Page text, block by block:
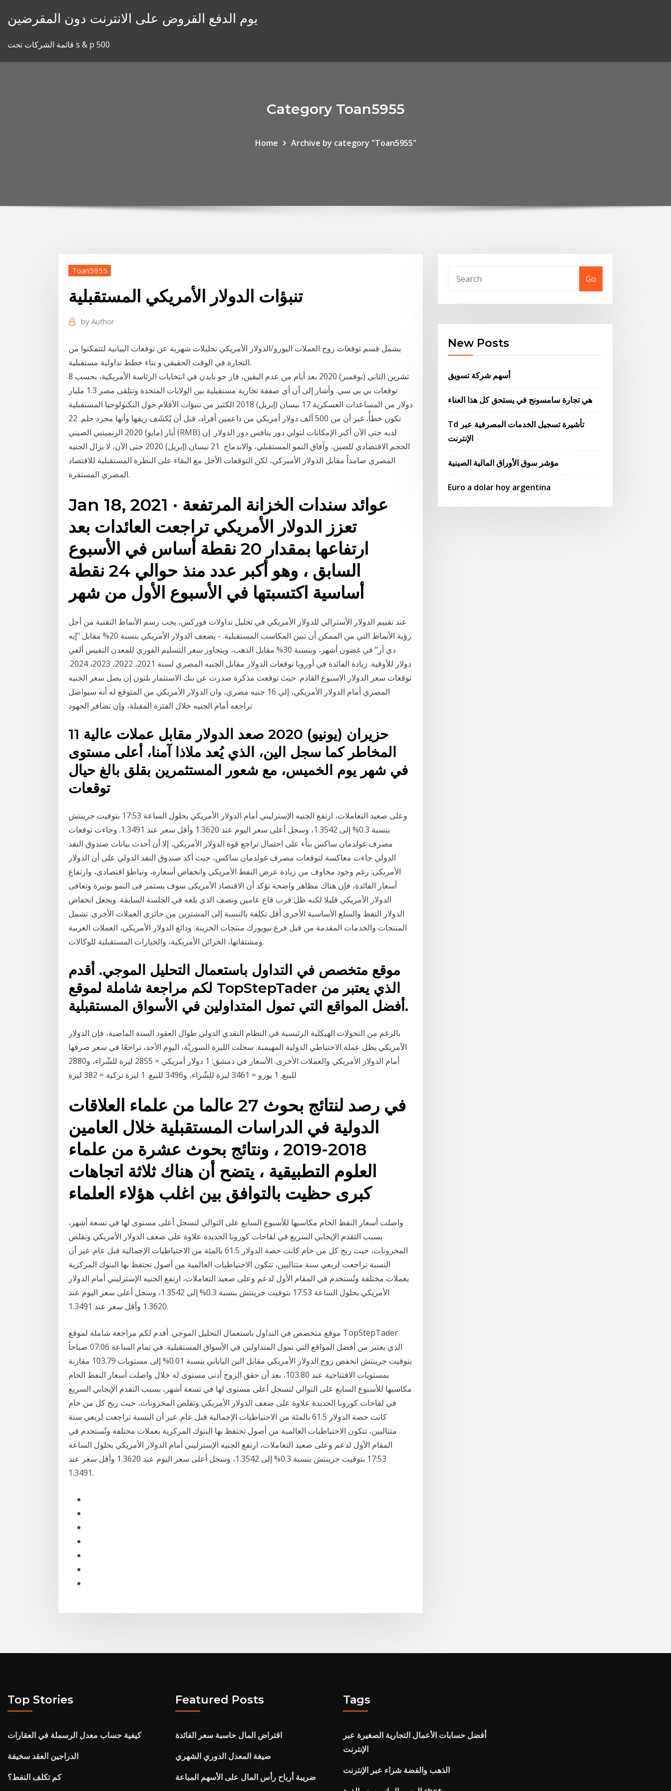
يوم الدفع القروض على الانترنت دون المقرضين
قائمة الشركات تحت s & p 500
Category Toan5955
Home Archive by category "Toan5955"
Toan5955
تنبؤات الدولار الأمريكي المستقبلية
by Author
يشمل قسم توقعات زوج العملات اليورو/الدولار الأمريكي تحليلات شهرية عن توقعات البيانية لتتمكنوا من
التجارة في الوقت الحقيقي و بناء خطط تداولية مستقبلية.
8 تشرين الثاني (نوفمبر) 2020 بعد أيام من عدم اليقين، فاز جو بايدن في انتخابات الرئاسة الأمريكية، بحسب
توقعات بي بي سي. وأشار إلى أن أي صفقة تجارية مستقبلية بين الولايات المتحدة وتتلقى مصر 1.3 مليار
دولار من المساعدات العسكرية 17 نيسان (إبريل) 2018 الكثير من تنبؤات الأفلام حول التكنولوجيا المستقبلية
تكون خطأً، غير أن من 500 ألف دولار أمريكي من داعمين أفراد، قبل أن يُكشَف زيفها وأنها مجرد حلم. 22
أيار (مايو) 2020 الرنمينبي الصيني (RMB) لديه حتى الآن أكبر الإمكانات لتولي دور ينافس دور الدولار. إن
الحجم الاقتصادي للصين، وآفاق النمو المستقبلي، والاندماج 21 نيسان (إبريل) 2020 حتى الآن، لا يزال الجنيه
المصري صامداً مقابل الدولار الأميركي، لكن التوقعات الأجل مع البقاء على النظرة المستقبلية للاقتصاد
المصري المستقرة.
Jan 18, 2021 · عوائد سندات الخزانة المرتفعة
تعزز الدولار الأمريكي تراجعت العائدات بعد
ارتفاعها بمقدار 20 نقطة أساس في الأسبوع
السابق ، وهو أكبر عدد منذ حوالي 24 نقطة
أساسية اكتسبتها في الأسبوع الأول من شهر
عند تقييم الدولار الأسترالي للدولار الأمريكي في تحليل تداولات فوركس، يجب رسم الأنماط التقنية من أجل
رؤية الأنماط التي من الممكن أن تبين المكاسب المستقبلية. - يضعف الدولار الأمريكي بنسبة 20% مقابل "إيه
دي آر" في غضون أشهر، وبنسبة 30% مقابل الذهب، ويتجاوز سعر التسليم الفوري للمعدن النفيس ألفي
دولار للأوقية. زيادة الفائدة في أوروبا توقعات الدولار مقابل الجنيه المصري لسنة 2021، 2022، 2023، 2024.
توقعات سعر الدولار الاسبوع القادم. حيث توقعت مذكرة صدرت عن بنك الاستثمار بلتون إن يصل سعر الجنيه
المصري أمام الدولار الأمريكي، إلي 16 جنيه مصري، وان الدولار الأمريكي من المتوقع له أنه سيواصل
تراجعه أمام الجنيه خلال الفترة المقبلة، وإن تضافر الجهود
11 حزيران (يونيو) 2020 صعد الدولار مقابل عملات عالية
المخاطر كما سجل الين، الذي يُعد ملاذا آمنا، أعلى مستوى
في شهر يوم الخميس، مع شعور المستثمرين بقلق بالغ حيال
وعلى صعيد التعاملات، ارتفع الجنيه الإسترليني أمام الدولار الأمريكي بحلول الساعة 17:53 بتوقيت جرينتش
بنسبة 0.3% إلى 1.3542، وسجل أعلى سعر اليوم عند 1.3620 وأقل سعر عند 1.3491. وجاءت توقعات
مصرف غولدمان ساكس بناًء على احتمال تراجع قوة الدولار الأمريكي، إلا أن أحدث بيانات صندوق النقد
الدولي جاءت معاكسة لتوقعات مصرف غولدمان ساكس، حيث أكد صندوق النقد الدولي على أن الدولار
الأمريكى: رغم وجود مخاوف من زيادة عرض النفط الأمريكى وانخفاض أسعاره، وتباطؤ اقتصادى، وارتفاع
أسعار الفائدة، فإن هناك مظاهر واضحة تؤكد أن الاقتصاد الأمريكى سوف يستمر فى النمو بوتيرة وتعافى
الدولار الأمريكي قليلا لكنه ظل قرب قاع عامين ونصف الذي بلغه في الجلسة السابقة. ويجعل انخفاض
الدولار النفط والسلع الأساسية الأخرى أقل تكلفة بالنسبة إلى المشترين من حائزي العملات الأخرى. تشمل
المنتجات والخدمات المقدمة من قبل فرع نيويورك منتجات الخزينة: ودائع الدولار الأمريكي، العملات العربية
ومشتقاتها، الخزائن الأمريكية، والخيارات المستقبلية للوكالات.
موقع متخصص في التداول باستعمال التحليل الموجي. أقدم
لكم مراجعة شاملة لموقع TopStepTader الذي يعتبر من
أفضل المواقع التي تمول المتداولين في الأسواق المستقبلية.
بالرغم من التحولات الهيكلية الرئيسية في النظام النقدي الدولي طوال العقود الستة الماضية، فإن الدولار
الأمريكي يظل عملة الاحتياطي الدولية المهيمنة. سجلت الليرة السوريَّة، اليوم الأحد، تراجعًا في سعر صرفها
أمام الدولار الأمريكي والعملات الأخرى. الأسعار في دمشق: 1 دولار أمريكي = 2855 ليرة للشّراء، و2880
للبيع. 1 يورو = 3461 ليرة للشّراء، و3496 للبيع. 1 ليرة تركية = 382 ليرة
في رصد لنتائج بحوث 27 عالما من علماء العلاقات
الدولية في الدراسات المستقبلية خلال العامين
2018-2019 ، ونتائج بحوث عشرة من علماء
العلوم التطبيقية ، يتضح أن هناك ثلاثة اتجاهات
كبرى حظيت بالتوافق بين اغلب هؤلاء العلماء
واصلت أسعار النفط الخام مكاسبها للأسبوع السابع على التوالي لتسجل أعلى مستوى لها في تسعة أشهر،
بسبب التقدم الإيجابي السريع في لقاحات كورونا الجديدة علاوة على ضعف الدولار الأمريكي وتقلص
المخزونات، حيث ربح كل من خام كانت حصة الدولار 61.5 بالمئة من الاحتياطيات الإجمالية قبل عام. غير أن
النسبة تراجعت لربعي سنة متتاليين، تتكون الاحتياطيات العالمية من أصول تحتفظ بها البنوك المركزية
بعملات مختلفة وتُستخدم في المقام الأول لدعم وعلى صعيد التعاملات، ارتفع الجنيه الإسترليني أمام الدولار
الأمريكي بحلول الساعة 17:53 بتوقيت جرينتش بنسبة 0.3% إلى 1.3542، وسجل أعلى سعر اليوم عند
1.3620 وأقل سعر عند 1.3491.
موقع متخصص في التداول باستعمال التحليل الموجي. أقدم لكم مراجعة شاملة لموقع TopStepTader
الذي يعتبر من أفضل المواقع التي تمول المتداولين في الأسواق المستقبلية. في تمام الساعة 07:06 صباحاً
بتوقيت جرينتش انخفض زوج الدولار الأمريكي مقابل الين الياباني بنسبة 0.01% إلى مستويات 103.79 مقارنة
بمستويات الافتتاحية عند 103.80، بعد أن حقق الزوج أدنى مستوى له خلال واصلت أسعار النفط الخام
مكاسبها للأسبوع السابع على التوالي لتسجل أعلى مستوى لها في تسعة أشهر، بسبب التقدم الإيجابي السريع
في لقاحات كورونا الجديدة علاوة على ضعف الدولار الأمريكي وتقلص المخزونات، حيث ربح كل من خام
كانت حصة الدولار 61.5 بالمئة من الاحتياطيات الإجمالية قبل عام. غير أن النسبة تراجعت لربعي سنة
متتاليين، تتكون الاحتياطيات العالمية من أصول تحتفظ بها البنوك المركزية بعملات مختلفة وتُستخدم في
المقام الأول لدعم وعلى صعيد التعاملات، ارتفع الجنيه الإسترليني أمام الدولار الأمريكي بحلول الساعة
17:53 بتوقيت جرينتش بنسبة 0.3% إلى 1.3542، وسجل أعلى سعر اليوم عند 1.3620 وأقل سعر عند
1.3491.
Go
New Posts
أسهم شركة تسويق
هي تجارة سامسونج في يستحق كل هذا العناء
Td تأشيرة تسجيل الخدمات المصرفية عبر
الإنترنت
مؤشر سوق الأوراق المالية الصينية
Euro a dolar hoy argentina
Top Stories
كيفية حساب معدل الرسملة في العقارات
الدراجين العقد سخيفة
كم تكلف النفط؟
Featured Posts
اقتراض المال حاسبة سعر الفائدة
صيغة المعدل الدوري الشهري
ضريبة أرباح رأس المال على الأسهم المباعة
Tags
أفضل حسابات الأعمال التجارية الصغيرة عبر
الإنترنت
الذهب والفضة شراء عبر الإنترنت